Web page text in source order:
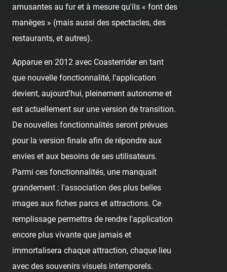
(06/06/2019) ›
Whoaaa vous avez vu les tests d'Untamed ! Fabuleux !
Angel Dracus
7 years ago
Etienne Martinelli Di Benedetti 5h de route pour
des tests c est maso qd meme
Coasterrider Team
amusantes au fur et à mesure qu'ils « font des
manèges » (mais aussi des spectacles, des
restaurants, et autres).
Apparue en 2012 avec Coasterrider en tant
que nouvelle fonctionnalité, l'application
devient, aujourd'hui, pleinement autonome et
est actuellement sur une version de transition.
De nouvelles fonctionnalités seront prévues
pour la version finale afin de répondre aux
envies et aux besoins de ses utilisateurs.
Parmi ces fonctionnalités, une manquait
grandement : l'association des plus belles
images aux fiches parcs et attractions. Ce
remplissage permettra de rendre l'application
encore plus vivante que jamais et
immortalisera chaque attraction, chaque lieu
avec des souvenirs visuels intemporels.